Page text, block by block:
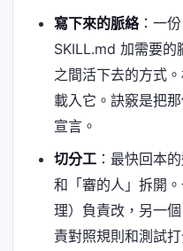
寫下來的脈絡：一
SKILL.md 加需要的
之間活下去的方式
載入它。訣竅是把
宣言。
切分工：最快回本的
和「審的人」拆開
理）負責改，另一
責對照規則和測試